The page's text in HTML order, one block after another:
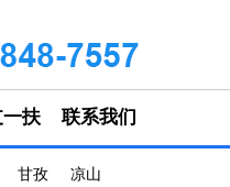
扶 联系我们
甘孜 凉山